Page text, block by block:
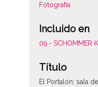
Fotografía
Incluido en
09.- SCHOMMER
Título
El Portalón: sala